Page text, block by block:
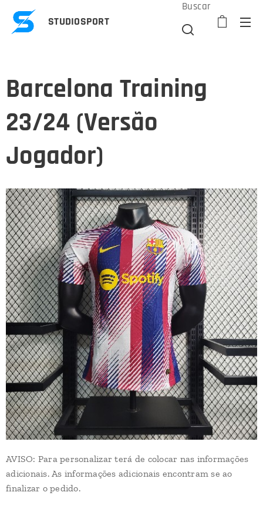
STUDIOSPORT
Buscar
Barcelona Training
23/24 (Versão
Jogador)
AVISO: Para personalizar terá de colocar nas informações
adicionais. As informações adicionais encontram se ao
finalizar o pedido.